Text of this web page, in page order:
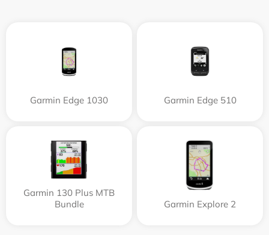
Garmin Edge 1030 Garmin Edge 510
Garmin 130 Plus MTB
Bundle
Garmin Explore 2